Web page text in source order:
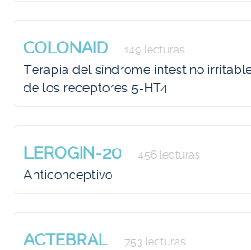
COLONAID 149 lecturas
Terapia del síndrome intestino
de los receptores 5-HT4
LEROGIN-20 456 lecturas
Anticonceptivo
ACTEBRAL 753 lecturas